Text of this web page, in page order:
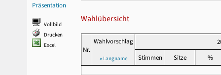
Präsentation
Vollbild
Drucken
Excel
Wahlübersicht
Nr.
Wahlvorschlag
» Langname
Stimmen
Sitze %